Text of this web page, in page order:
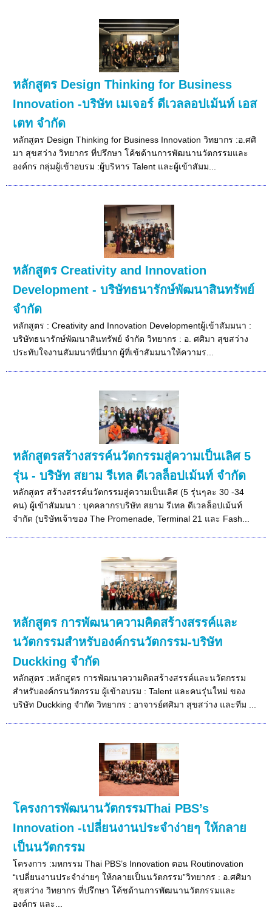
หลักสูตร Design Thinking for Business
Innovation -บริษัท เมเจอร์ ดีเวลลอปเม้นท์ เอส
เตท จำกัด
หลักสูตร Design Thinking for Business Innovation วิทยากร :อ.ศศิ
มา สุขสว่าง วิทยากร ที่ปรึกษา โค้ชด้านการพัฒนานวัตกรรมและ
องค์กร กลุ่มผู้เข้าอบรม :ผู้บริหาร Talent และผู้เข้าสัมม...
หลักสูตร Creativity and Innovation
Development - บริษัทธนารักษ์พัฒนาสินทรัพย์
จำกัด
หลักสูตร : Creativity and Innovation Developmentผู้เข้าสัมมนา :
บริษัทธนารักษ์พัฒนาสินทรัพย์ จำกัด วิทยากร : อ. ศศิมา สุขสว่าง
ประทับใจงานสัมมนาที่นี่มาก ผู้ที่เข้าสัมมนาให้ความร...
หลักสูตรสร้างสรรค์นวัตกรรมสู่ความเป็นเลิศ 5
รุ่น - บริษัท สยาม รีเทล ดีเวลล็อปเม้นท์ จำกัด
หลักสูตร สร้างสรรค์นวัตกรรมสู่ความเป็นเลิศ (5 รุ่นๆละ 30 -34
คน) ผู้เข้าสัมมนา : บุคคลากรบริษัท สยาม รีเทล ดีเวลล็อปเม้นท์
จำกัด (บริษัทเจ้าของ The Promenade, Terminal 21 และ Fash...
หลักสูตร การพัฒนาความคิดสร้างสรรค์และ
นวัตกรรมสำหรับองค์กรนวัตกรรม-บริษัท
Duckking จำกัด
หลักสูตร :หลักสูตร การพัฒนาความคิดสร้างสรรค์และนวัตกรรม
สำหรับองค์กรนวัตกรรม ผู้เข้าอบรม : Talent และคนรุ่นใหม่ ของ
บริษัท Duckking จำกัด วิทยากร : อาจารย์ศศิมา สุขสว่าง และทีม ...
โครงการพัฒนานวัตกรรมThai PBS’s
Innovation -เปลี่ยนงานประจำง่ายๆ ให้กลาย
เป็นนวัตกรรม
โครงการ :มหกรรม Thai PBS’s Innovation ตอน Routinovation
“เปลี่ยนงานประจำง่ายๆ ให้กลายเป็นนวัตกรรม”วิทยากร : อ.ศศิมา
สุขสว่าง วิทยากร ที่ปรึกษา โค้ชด้านการพัฒนานวัตกรรมและ
องค์กร และ...